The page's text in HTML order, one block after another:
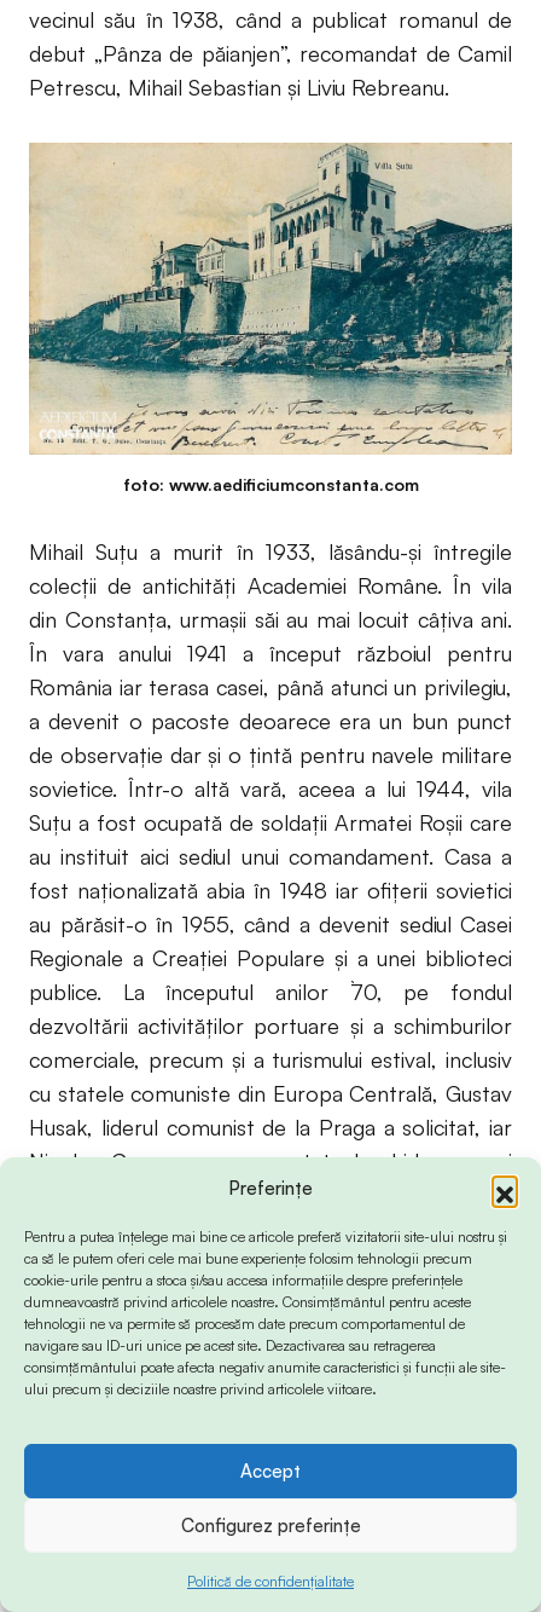
Preferințe
Pentru a putea înțelege mai bine ce articole preferă vizitatorii site-ului nostru și
ca să le putem oferi cele mai bune experiențe folosim tehnologii precum
cookie-urile pentru a stoca și/sau accesa informațiile despre preferințele
dumneavoastră privind articolele noastre. Consimțământul pentru aceste
tehnologii ne va permite să procesăm date precum comportamentul de
navigare sau ID-uri unice pe acest site. Dezactivarea sau retragerea
consimțământului poate afecta negativ anumite caracteristici și funcții ale site-
ului precum și deciziile noastre privind articolele viitoare.
Accept
Configurez preferințe
Politică de confidențialitate
vecinul său în 1938, când a publicat romanul de
debut „Pânza de păianjen”, recomandat de Camil
Petrescu, Mihail Sebastian şi Liviu Rebreanu.
foto: www.aedificiumconstanta.com
Mihail Suţu a murit în 1933, lăsându-şi întregile
colecţii de antichităţi Academiei Române. În vila
din Constanţa, urmaşii săi au mai locuit câţiva ani.
În vara anului 1941 a început războiul pentru
România iar terasa casei, până atunci un privilegiu,
a devenit o pacoste deoarece era un bun punct
de observaţie dar şi o ţintă pentru navele militare
sovietice. Într-o altă vară, aceea a lui 1944, vila
Suţu a fost ocupată de soldaţii Armatei Roşii care
au instituit aici sediul unui comandament. Casa a
fost naţionalizată abia în 1948 iar ofiţerii sovietici
au părăsit-o în 1955, când a devenit sediul Casei
Regionale a Creaţiei Populare şi a unei biblioteci
publice. La începutul anilor `70, pe fondul
dezvoltării activităţilor portuare şi a schimburilor
comerciale, precum şi a turismului estival, inclusiv
cu statele comuniste din Europa Centrală, Gustav
Husak, liderul comunist de la Praga a solicitat, iar
Nicolae Ceauşescu a acceptat, deschiderea unei
misiuni consulare a Republicii Socialiste
Cehoslovace la Constanţa, pe malul Mării Negre.
Diplomaţii au fost repartizaţi în vila Suţu şi aici au
rămas până în 1990 când zilele federaţiei
cehoslovace erau deja numărate (Cehia şi Slovacia
s-au separat oficial la 1 ianuarie 1993) iar
schimburile comerciale trimise ale firmelor de la
lice. La fel, numărul turiştilor cehoslovaci a scăzut
abrupt, până la zero.
Din anul 1993, Consiliul Local al Municipiului